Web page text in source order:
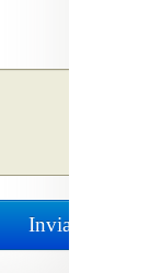
Invia